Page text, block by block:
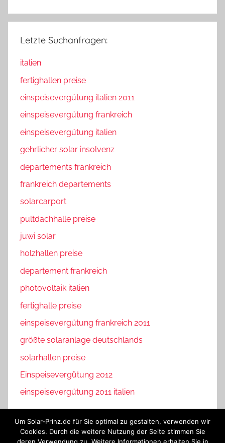
Letzte Suchanfragen:
italien
fertighallen preise
einspeisevergütung italien 2011
einspeisevergütung frankreich
einspeisevergütung italien
gehrlicher solar insolvenz
departements frankreich
frankreich departements
solarcarport
pultdachhalle preise
juwi solar
holzhallen preise
departement frankreich
photovoltaik italien
fertighalle preise
einspeisevergütung frankreich 2011
größte solaranlage deutschlands
solarhallen preise
Einspeisevergütung 2012
einspeisevergütung 2011 italien
Um Solar-Prinz.de für Sie optimal zu gestalten, verwenden wir
Cookies. Durch die weitere Nutzung der Seite stimmen Sie